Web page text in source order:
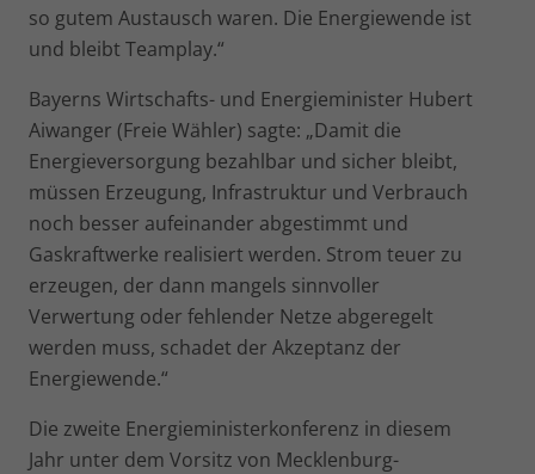
so gutem Austausch waren. Die Energiewende ist
und bleibt Teamplay.“
Bayerns Wirtschafts- und Energieminister Hubert
Aiwanger (Freie Wähler) sagte: „Damit die
Energieversorgung bezahlbar und sicher bleibt,
müssen Erzeugung, Infrastruktur und Verbrauch
noch besser aufeinander abgestimmt und
Gaskraftwerke realisiert werden. Strom teuer zu
erzeugen, der dann mangels sinnvoller
Verwertung oder fehlender Netze abgeregelt
werden muss, schadet der Akzep­tanz der
Energiewende.“
Die zweite Energieministerkonferenz in diesem
Jahr unter dem Vorsitz von Mecklenburg-